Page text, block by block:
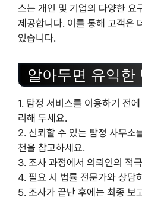
스는 개인 및 기업의 다양한 요
제공합니다. 이를 통해 고객은
있습니다.
알아두면 유익한
1. 탐정 서비스를 이용하기 전
리해 두세요.
2. 신뢰할 수 있는 탐정 사무소
천을 참고하세요.
3. 조사 과정에서 의뢰인의 적
4. 필요 시 법률 전문가와 상담
5. 조사가 끝난 후에는 최종 보